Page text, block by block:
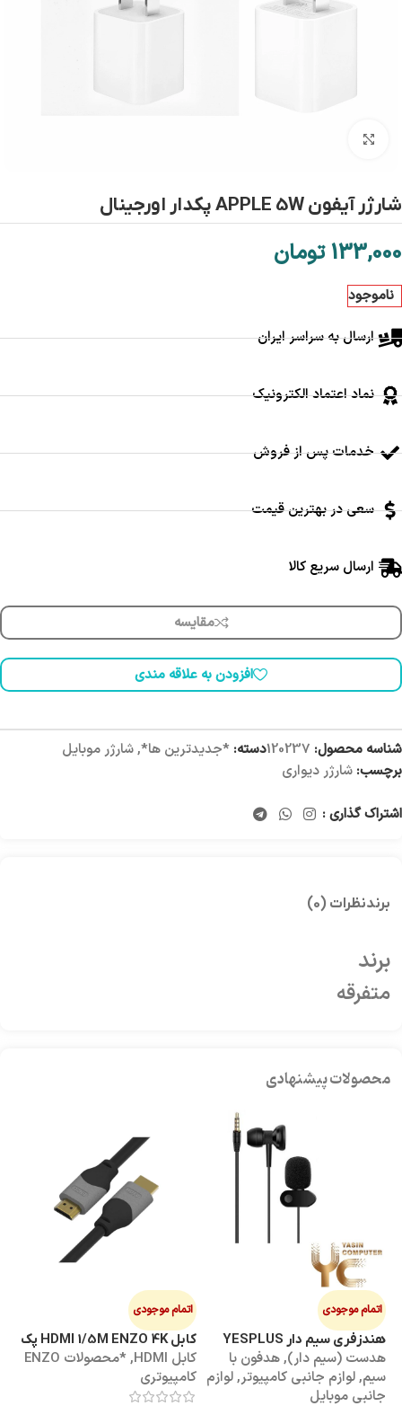
شارژر آیفون APPLE 5W پکدار اورجینال
133,000 تومان
ناموجود
ارسال به سراسر ایران
نماد اعتماد الکترونیک
خدمات پس از فروش
سعی در بهترین قیمت
ارسال سریع کالا
مقایسه
افزودن به علاقه مندی
شناسه محصول: 120237دسته: *جدیدترین ها*,شارژر موبایل
برچسب: شارژر دیواری
اشتراک گذاری :
برندنظرات (0)
برند
متفرقه
محصولات پیشنهادی
اتمام موجودی
هندزفری سیم دار YESPLUS
YS-113
هدست (سیم دار),هدفون با
سیم,لوازم جانبی کامپیوتر,لوازم
جانبی موبایل
اتمام موجودی
کابل HDMI 1/5M ENZO 4K پک
طلقی
کابل HDMI ,
*محصولات ENZO
کامپیوتری